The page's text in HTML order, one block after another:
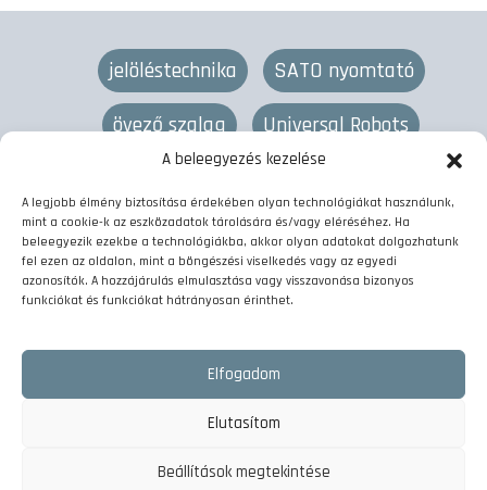
A beleegyezés kezelése
A legjobb élmény biztosítása érdekében olyan technológiákat használunk,
mint a cookie-k az eszközadatok tárolására és/vagy eléréséhez. Ha
beleegyezik ezekbe a technológiákba, akkor olyan adatokat dolgozhatunk
fel ezen az oldalon, mint a böngészési viselkedés vagy az egyedi
azonosítók. A hozzájárulás elmulasztása vagy visszavonása bizonyos
funkciókat és funkciókat hátrányosan érinthet.
Elfogadom
Elutasítom
Beállítások megtekintése
jelöléstechnika
SATO nyomtató
övező szalag
Universal Robots
vonalkód nyomtató
címkenyomtató
kötegelő szalag
etikett nyomtató
címkézőgép
fólianyomtatók
lézer gravírozó gép
kobotos raklapozás